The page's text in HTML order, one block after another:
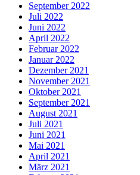
September 2022
Juli 2022
Juni 2022
April 2022
Februar 2022
Januar 2022
Dezember 2021
November 2021
Oktober 2021
September 2021
August 2021
Juli 2021
Juni 2021
Mai 2021
April 2021
März 2021